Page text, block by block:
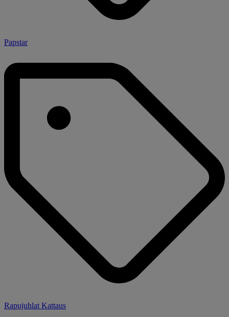
Papstar
Rapujuhlat Kattaus